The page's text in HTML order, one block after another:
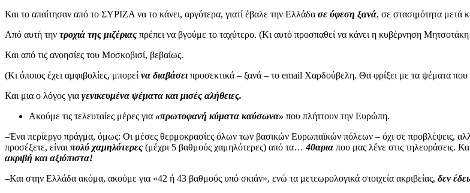
Και το απαίτησαν από το ΣΥΡΙΖΑ να το κάνει, αργότερα, γιατί έβαλε την Ελλάδα σε ύφεση ξανά, σε στασιμότητα μετά
Από αυτή την τροχιά της μιζέριας πρέπει να βγούμε το ταχύτερο. (Κι αυτό προσπαθεί να κάνει η κυβέρνηση
Και από τις ανοησίες του Μοσκοβισί, βεβαίως.
(Κι όποιος έχει αμφιβολίες, μπορεί να διαβάσει προσεκτικά – ξανά – το email Χαρδούβελη. Θα φρίξει με τα ψέματα
Και μια ο λόγος για γενικευμένα ψέματα και μισές αλήθειες.
Ακούμε τις τελευταίες μέρες για «πρωτοφανή κύματα καύσωνα» που πλήττουν την Ευρώπη.
–Ένα περίεργο πράγμα, όμως: Οι μέσες θερμοκρασίες όλων των βασικών Ευρωπαϊκών πόλεων – όχι σε προβλέψεις,
προσέξετε, είναι πολύ χαμηλότερες (μέχρι 5 βαθμούς χαμηλότερες) από τα…40αρια που μας λένε στις τηλεοράσεις.
ακριβή και αξιόπιστα!
–Και στην Ελλάδα ακόμα, ακούμε για «42 ή 43 βαθμούς υπό σκιάν», ενώ τα μετεωρολογικά στοιχεία ακριβείας, δεν